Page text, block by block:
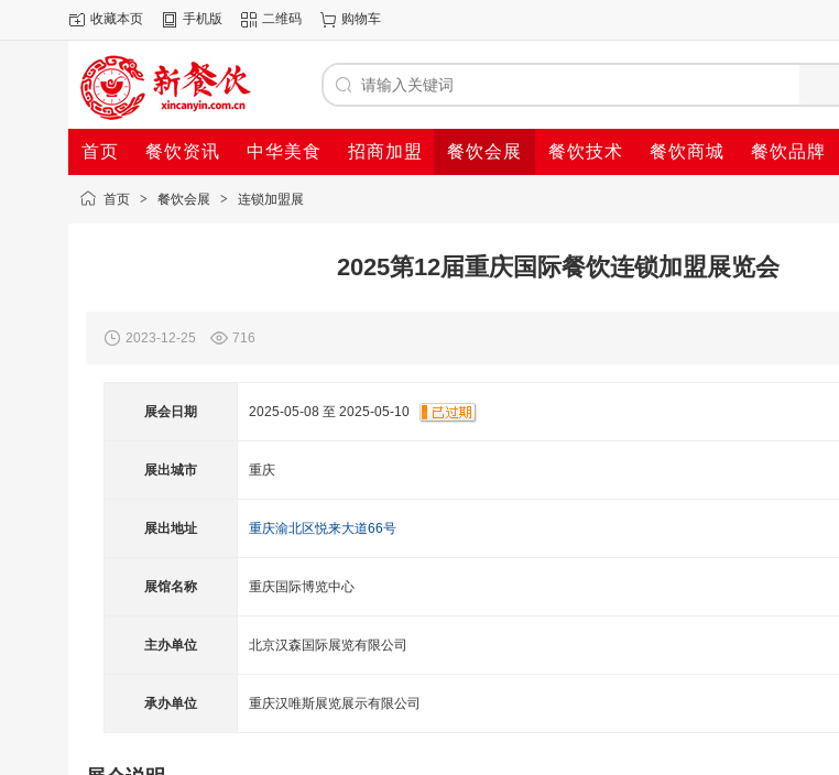
收藏本页 手机版 二维码 购物车
首页 餐饮资讯 中华美食 招商加盟 餐饮会展 餐饮技术 餐饮商城 餐饮品牌
首页 > 餐饮会展 > 连锁加盟展
2025第12届重庆国际餐饮连锁加盟展览会
2023-12-25 716
展会日期 2025-05-08 至 2025-05-10
展出城市 重庆
展出地址 重庆渝北区悦来大道66号
展馆名称 重庆国际博览中心
主办单位 北京汉森国际展览有限公司
承办单位 重庆汉唯斯展览展示有限公司